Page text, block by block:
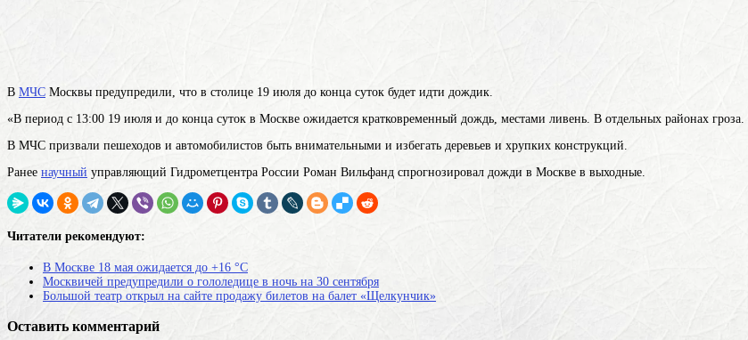
В МЧС Москвы предупредили, что в столице 19 июля до конца суток будет идти дождик.
«В период с 13:00 19 июля и до конца суток в Москве ожидается кратковременный дождь, местами ливень. В отдельных районах
В МЧС призвали пешеходов и автомобилистов быть внимательными и избегать деревьев и хрупких конструкций.
Ранее научный управляющий Гидрометцентра России Роман Вильфанд спрогнозировал дожди в Москве в выходные.
Читатели рекомендуют:
В Москве 18 мая ожидается до +16 °C
Москвичей предупредили о гололедице в ночь на 30 сентября
Большой театр открыл на сайте продажу билетов на балет «Щелкунчик»
Оставить комментарий